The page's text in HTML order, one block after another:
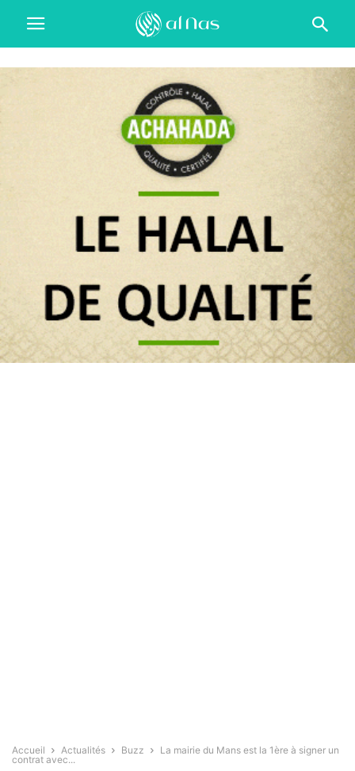
Accueil Actualités Buzz
La mairie du Mans est la 1ère à signer un
contrat avec...